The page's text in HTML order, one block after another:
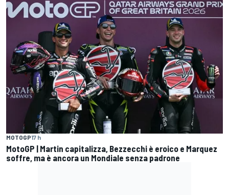
MOTOGP17 h
MotoGP | Martin capitalizza, Bezzecchi è eroico e Marquez
soffre, ma è ancora un Mondiale senza padrone